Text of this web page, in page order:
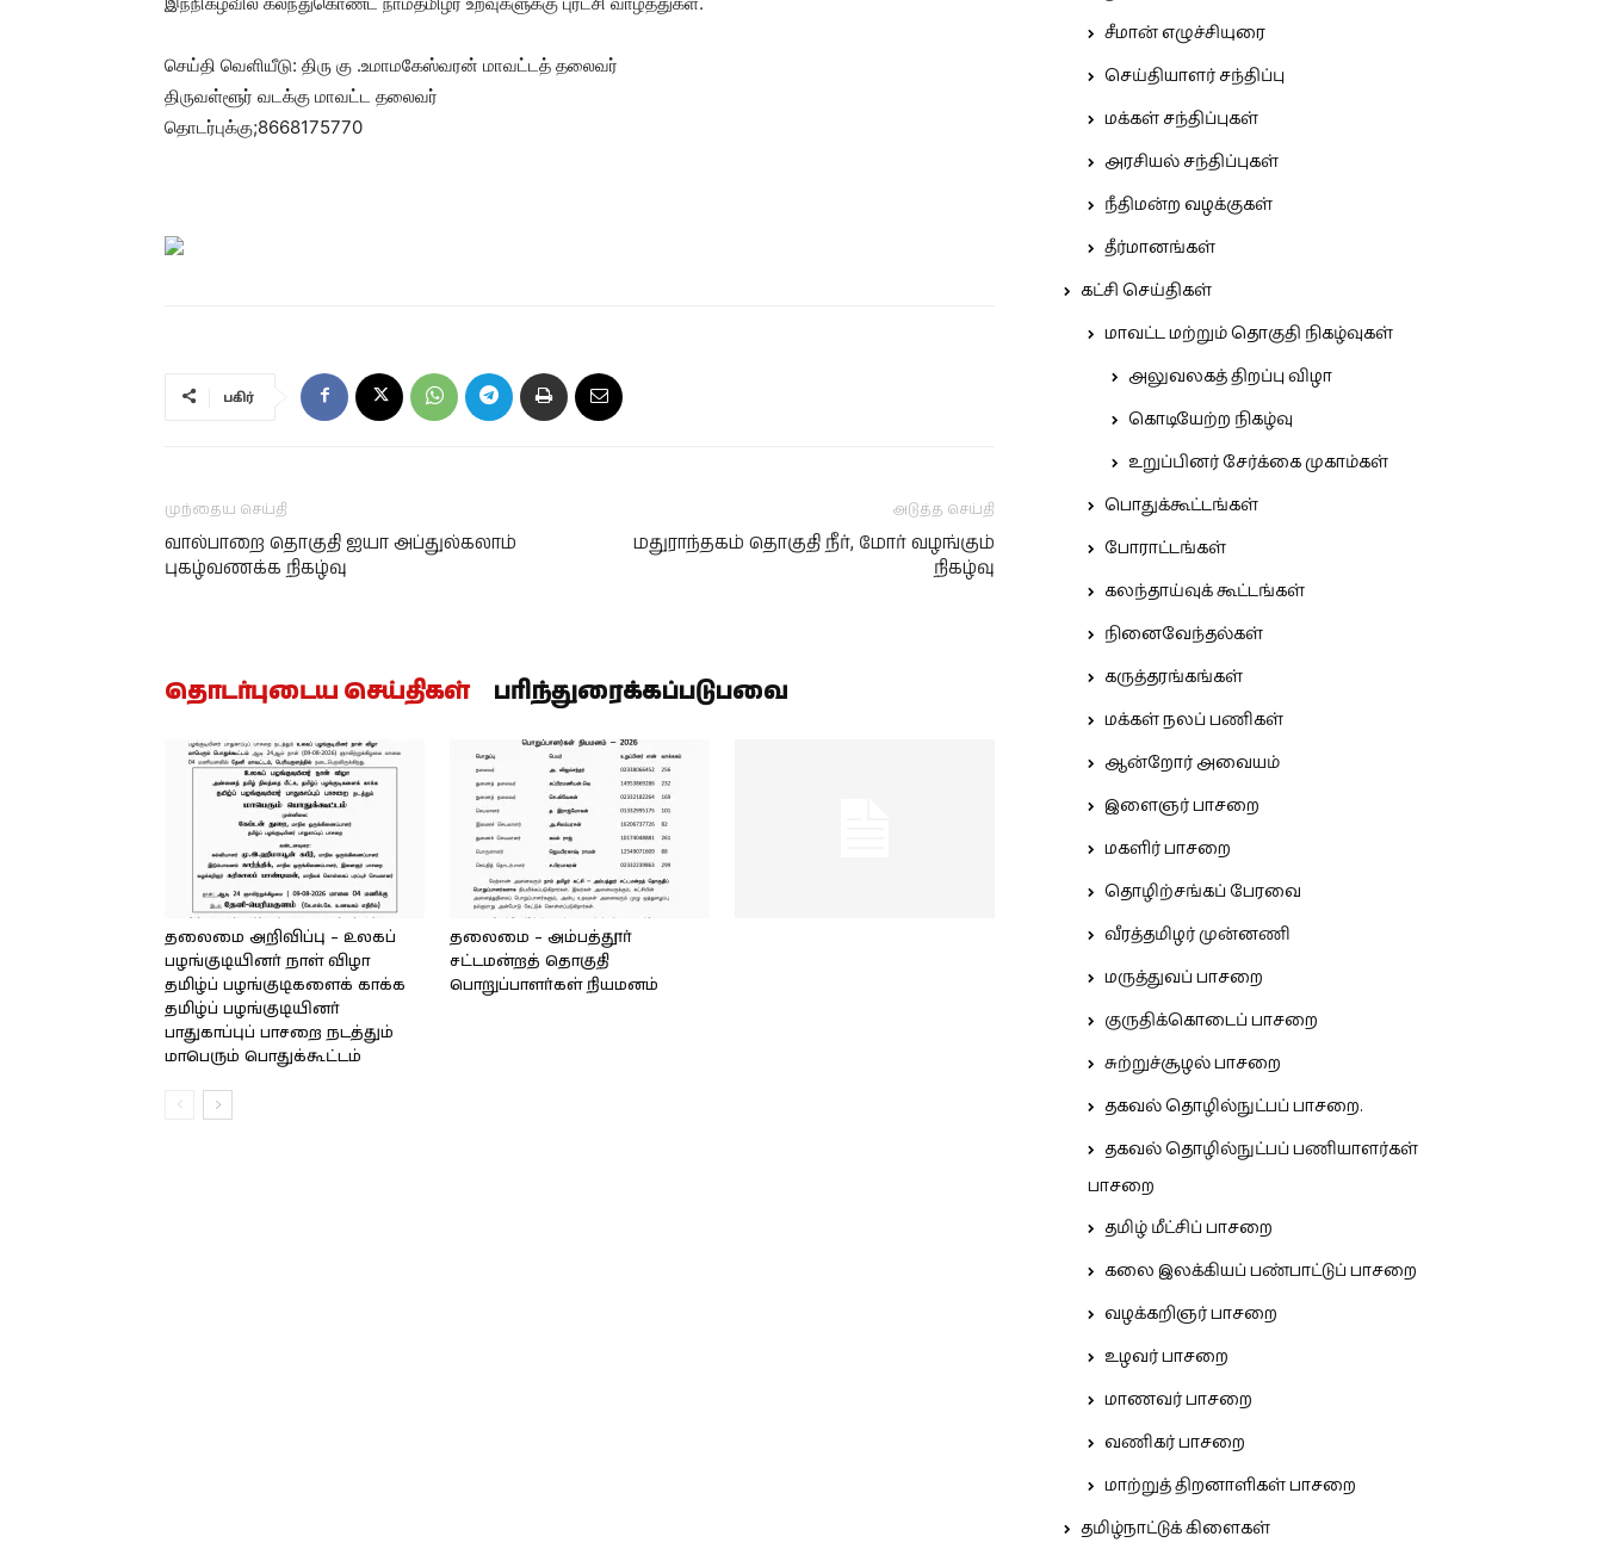
செய்தி வெளியீடு: திரு கு .உமாமகேஸ்வரன் மாவட்டத் தலைவர்
திருவள்ளூர் வடக்கு மாவட்ட தலைவர்
தொடர்புக்கு;8668175770
பகிர்
முந்தைய செய்தி
வால்பாறை தொகுதி ஐயா அப்துல்கலாம்
புகழ்வணக்க நிகழ்வு
அடுத்த செய்தி
மதுராந்தகம் தொகுதி நீர், மோர் வழங்கும்
நிகழ்வு
தொடர்புடைய செய்திகள் பரிந்துரைக்கப்படுபவை
தலைமை அறிவிப்பு – உலகப்
பழங்குடியினர் நாள் விழா
தமிழ்ப் பழங்குடிகளைக் காக்க
தமிழ்ப் பழங்குடியினர்
பாதுகாப்புப் பாசறை நடத்தும்
மாபெரும் பொதுக்கூட்டம்
தலைமை – அம்பத்தூர்
சட்டமன்றத் தொகுதி
பொறுப்பாளர்கள் நியமனம்
சீமான் எழுச்சியுரை
செய்தியாளர் சந்திப்பு
மக்கள் சந்திப்புகள்
அரசியல் சந்திப்புகள்
நீதிமன்ற வழக்குகள்
தீர்மானங்கள்
கட்சி செய்திகள்
மாவட்ட மற்றும் தொகுதி நிகழ்வுகள்
அலுவலகத் திறப்பு விழா
கொடியேற்ற நிகழ்வு
உறுப்பினர் சேர்க்கை முகாம்கள்
பொதுக்கூட்டங்கள்
போராட்டங்கள்
கலந்தாய்வுக் கூட்டங்கள்
நினைவேந்தல்கள்
கருத்தரங்கங்கள்
மக்கள் நலப் பணிகள்
ஆன்றோர் அவையம்
இளைஞர் பாசறை
மகளிர் பாசறை
தொழிற்சங்கப் பேரவை
வீரத்தமிழர் முன்னணி
மருத்துவப் பாசறை
குருதிக்கொடைப் பாசறை
சுற்றுச்சூழல் பாசறை
தகவல் தொழில்நுட்பப் பாசறை.
தகவல் தொழில்நுட்பப் பணியாளர்கள்
பாசறை
தமிழ் மீட்சிப் பாசறை
கலை இலக்கியப் பண்பாட்டுப் பாசறை
வழக்கறிஞர் பாசறை
உழவர் பாசறை
மாணவர் பாசறை
வணிகர் பாசறை
மாற்றுத் திறனாளிகள் பாசறை
தமிழ்நாட்டுக் கிளைகள்